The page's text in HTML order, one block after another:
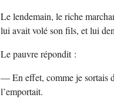
Le lendemain, le riche
lui avait volé son fils, et lui
Le pauvre répondit :
— En effet, comme je sortais
l’emportait.